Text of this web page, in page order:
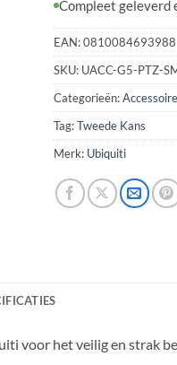
Compleet geleverd
EAN:0810084693988
SKU: UACC-G5-PTZ-
Categorieën:
Tag:Tweede Kans
Merk: Ubiquiti
voor het veilig en strak